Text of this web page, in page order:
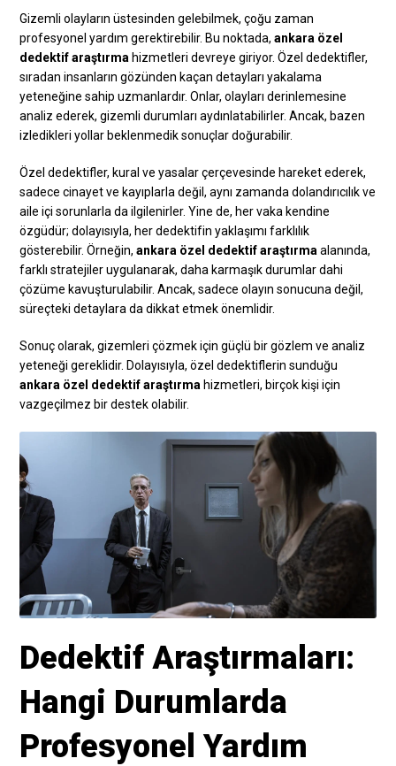
Gizemli olayların üstesinden gelebilmek, çoğu zaman
profesyonel yardım gerektirebilir. Bu noktada,ankara özel
dedektif araştırma hizmetleri devreye giriyor. Özel dedektifler,
sıradan insanların gözünden kaçan detayları yakalama
yeteneğine sahip uzmanlardır. Onlar, olayları derinlemesine
analiz ederek, gizemli durumları aydınlatabilirler. Ancak, bazen
izledikleri yollar beklenmedik sonuçlar doğurabilir.
Özel dedektifler, kural ve yasalar çerçevesinde hareket ederek,
sadece cinayet ve kayıplarla değil, aynı zamanda dolandırıcılık ve
aile içi sorunlarla da ilgilenirler. Yine de, her vaka kendine
özgüdür; dolayısıyla, her dedektifin yaklaşımı farklılık
gösterebilir. Örneğin,ankara özel dedektif araştırmaalanında,
farklı stratejiler uygulanarak, daha karmaşık durumlar dahi
çözüme kavuşturulabilir. Ancak, sadece olayın sonucuna değil,
süreçteki detaylara da dikkat etmek önemlidir.
Sonuç olarak, gizemleri çözmek için güçlü bir gözlem ve analiz
yeteneği gereklidir. Dolayısıyla, özel dedektiflerin sunduğu
ankara özel dedektif araştırma hizmetleri, birçok kişi için
vazgeçilmez bir destek olabilir.
Dedektif Araştırmaları:
Hangi Durumlarda
Profesyonel Yardım